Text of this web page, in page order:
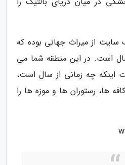
از میراث جهانی بوده که
است. در این منطقه شما می
اینکه چه زمانی از سال است،
ها، رستوران ها و موزه ها را